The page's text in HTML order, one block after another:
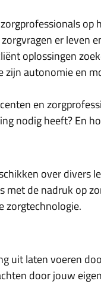
er leven
oplossingen
autonomie en
en
nodig heeft? En
over divers
met de nadruk op
zorgtechnologie.
uit laten voeren
door jouw